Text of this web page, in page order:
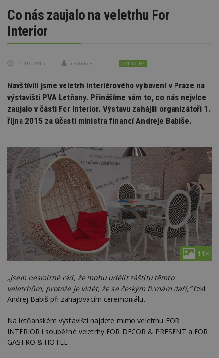
Co nás zaujalo na veletrhu For
Interior
2. 10. 2015 redakce AKTUÁLNĚ
Navštívili jsme veletrh interiérového vybavení v Praze na
výstavišti PVA Letňany. Přinášíme vám to, co nás nejvíce
zaujalo v části For Interior. Výstavu zahájili organizátoři 1.
října 2015 za účasti ministra financí Andreje Babiše.
11×
„Jsem nesmírně rád, že mohu udělit záštitu těmto
veletrhům, protože je vidět, že se českým firmám daří,“řekl
Andrej Babiš při zahajovacím ceremoniálu.
Na letňanském výstavišti najdete mimo veletrhu FOR
INTERIOR i souběžné veletrhy FOR DECOR & PRESENT a FOR
GASTRO & HOTEL.